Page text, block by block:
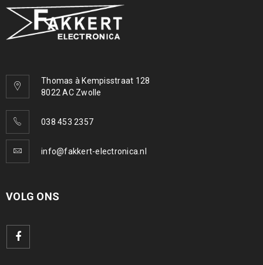
Thomas à Kempisstraat 128
8022 AC Zwolle
038 453 2357
info@fakkert-electronica.nl
VOLG ONS